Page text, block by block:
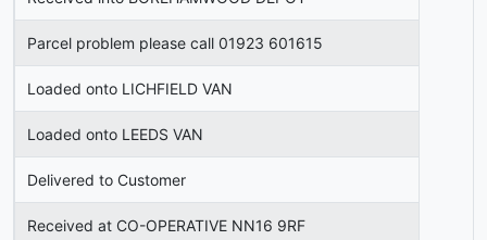
Parcel problem please call 01923 601615
Loaded onto LICHFIELD VAN
Loaded onto LEEDS VAN
Delivered to Customer
Received at CO-OPERATIVE NN16 9RF